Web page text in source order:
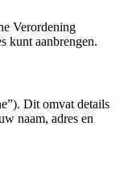
Verordening
kunt aanbrengen.
Dit omvat details
naam, adres en